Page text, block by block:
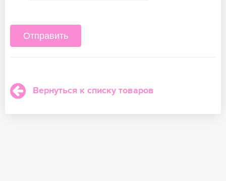
Вернуться к списку товаров